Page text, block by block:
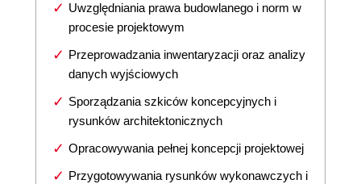
Uwzględniania prawa budowlanego i norm w
procesie projektowym
Przeprowadzania inwentaryzacji oraz analizy
danych wyjściowych
Sporządzania szkiców koncepcyjnych i
rysunków architektonicznych
Opracowywania pełnej koncepcji projektowej
Przygotowywania rysunków wykonawczych i